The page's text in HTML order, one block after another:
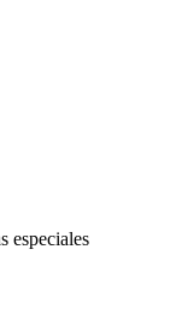
especiales